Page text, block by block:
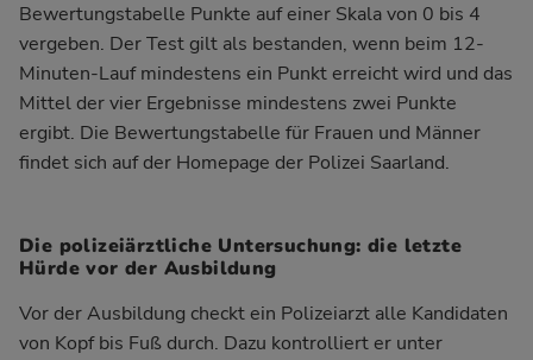
Bewertungstabelle Punkte auf einer Skala von 0 bis 4
vergeben. Der Test gilt als bestanden, wenn beim 12-
Minuten-Lauf mindestens ein Punkt erreicht wird und das
Mittel der vier Ergebnisse mindestens zwei Punkte
ergibt. Die Bewertungstabelle für Frauen und Männer
findet sich auf der Homepage der Polizei Saarland.
Die polizeiärztliche Untersuchung: die letzte
Hürde vor der Ausbildung
Vor der Ausbildung checkt ein Polizeiarzt alle Kandidaten
von Kopf bis Fuß durch. Dazu kontrolliert er unter